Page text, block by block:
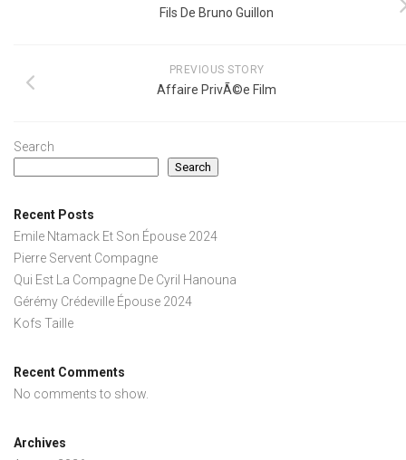
Fils De Bruno Guillon
PREVIOUS STORY
Affaire PrivÃ©e Film
Search
Search
Recent Posts
Emile Ntamack Et Son Épouse 2024
Pierre Servent Compagne
Qui Est La Compagne De Cyril Hanouna
Gérémy Crédeville Épouse 2024
Kofs Taille
Recent Comments
No comments to show.
Archives